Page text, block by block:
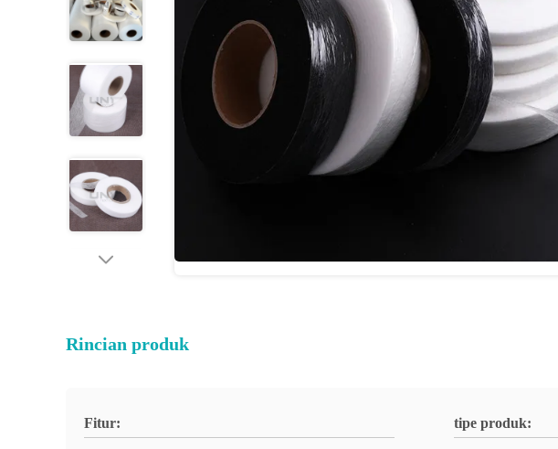
Rincian produk
Fitur: tipe produk: